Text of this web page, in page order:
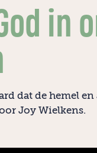
in
dat de hemel en
Joy Wielkens.